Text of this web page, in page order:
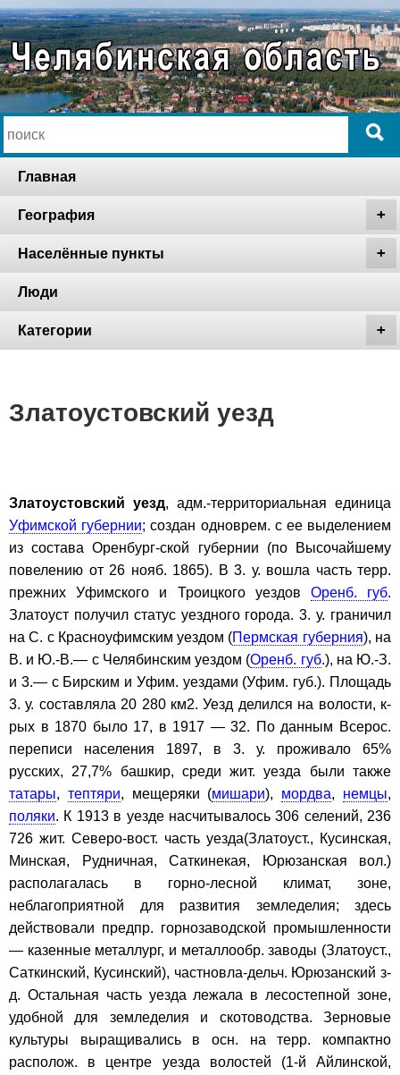
Главная
География
Населённые пункты
Люди
Категории
Златоустовский уезд
Златоустовский уезд, адм.-территориальная единица
Уфимской губернии; создан одноврем. с ее выделением
из состава Оренбург-ской губернии (по Высочайшему
повелению от 26 нояб. 1865). В 3. у. вошла часть терр.
прежних Уфимского и Троицкого уездов Оренб. губ.
Златоуст получил статус уездного города. 3. у. граничил
на С. с Красноуфимским уездом (Пермская губерния), на
В. и Ю.-В.— с Челябинским уездом (Оренб. губ.), на Ю.-З.
и 3.— с Бирским и Уфим. уездами (Уфим. губ.). Площадь
3. у. составляла 20 280 км2. Уезд делился на волости, к-
рых в 1870 было 17, в 1917 — 32. По данным Всерос.
переписи населения 1897, в 3. у. проживало 65%
русских, 27,7% башкир, среди жит. уезда были также
татары, тептяри, мещеряки (мишари), мордва, немцы,
поляки. К 1913 в уезде насчитывалось 306 селений, 236
726 жит. Северо-вост. часть уезда(Златоуст., Кусинская,
Минская, Рудничная, Саткинекая, Юрюзанская вол.)
располагалась в горно-лесной климат, зоне,
неблагоприятной для развития земледелия; здесь
действовали предпр. горнозаводской промышленности
— казенные металлург, и металлообр. заводы (Златоуст.,
Саткинский, Кусинский), частновла-дельч. Юрюзанский з-
д. Остальная часть уезда лежала в лесостепной зоне,
удобной для земледелия и скотоводства. Зерновые
культуры выращивались в осн. на терр. компактно
располож. в центре уезда волостей (1-й Айлинской,